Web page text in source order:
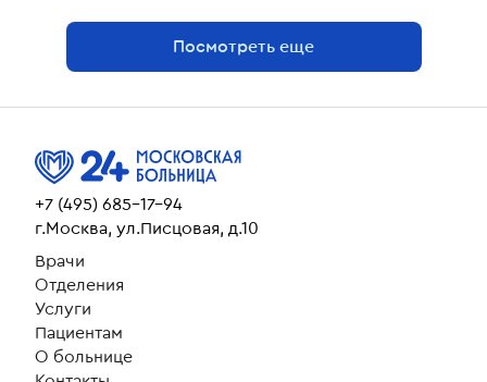
Посмотреть еще
+7 (495) 685-17-94
г.Москва, ул.Писцовая, д.10
Врачи
Отделения
Услуги
Пациентам
О больнице